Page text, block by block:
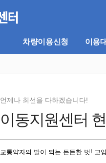
차량이용신청 이용
이동지원센터
언제나 최선을 다하겠습니다!
교통약자의 발이 되는 든든한 벗! 고